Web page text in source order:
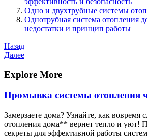
Одно и двухтрубные системы
Однотрубная система отопления
недостатки и принцип работы
Навигация
по
записям
Предыдущая
запись
Назад
Следующая
Далее
Explore More
Промывка системы отопления
Замерзаете дома? Узнайте, как вовремя
отопления дома** вернет тепло и уют!
секреты для эффективной работы